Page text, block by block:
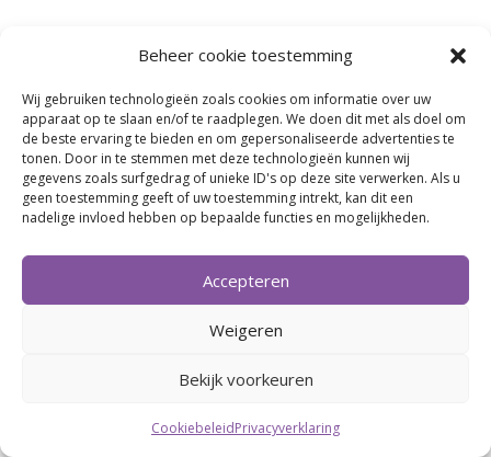
Beheer cookie toestemming
Wij gebruiken technologieën zoals cookies om informatie over uw
apparaat op te slaan en/of te raadplegen. We doen dit met als doel om
de beste ervaring te bieden en om gepersonaliseerde advertenties te
tonen. Door in te stemmen met deze technologieën kunnen wij
gegevens zoals surfgedrag of unieke ID's op deze site verwerken. Als u
geen toestemming geeft of uw toestemming intrekt, kan dit een
nadelige invloed hebben op bepaalde functies en mogelijkheden.
Accepteren
Weigeren
Bekijk voorkeuren
CookiebeleidPrivacyverklaring
Retourneren en herroepen
BE0746.853.082
BREI- EN HAAK-ATELJEE
Momenteel on hold wegens medische reden.
Heropstart september.
Webdesign byConnection Communication